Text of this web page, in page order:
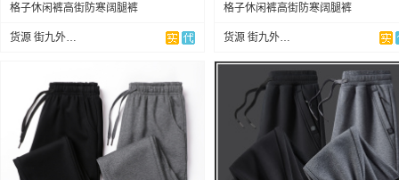
格子休闲裤高街防寒阔腿裤
货源 街九外贸实拍
格子休闲裤高街防寒阔腿裤
货源 街九外贸实拍